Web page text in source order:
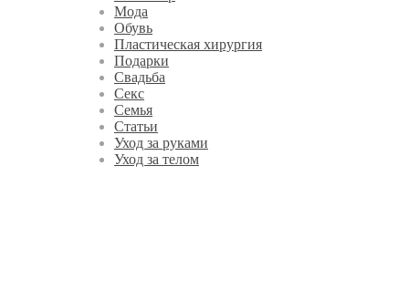
Мода
Обувь
Пластическая хирургия
Подарки
Свадьба
Секс
Семья
Статьи
Уход за руками
Уход за телом